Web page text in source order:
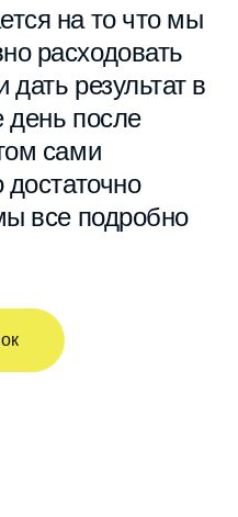
на то что мы
расходовать
результат в
день после
сами
достаточно
все подробно